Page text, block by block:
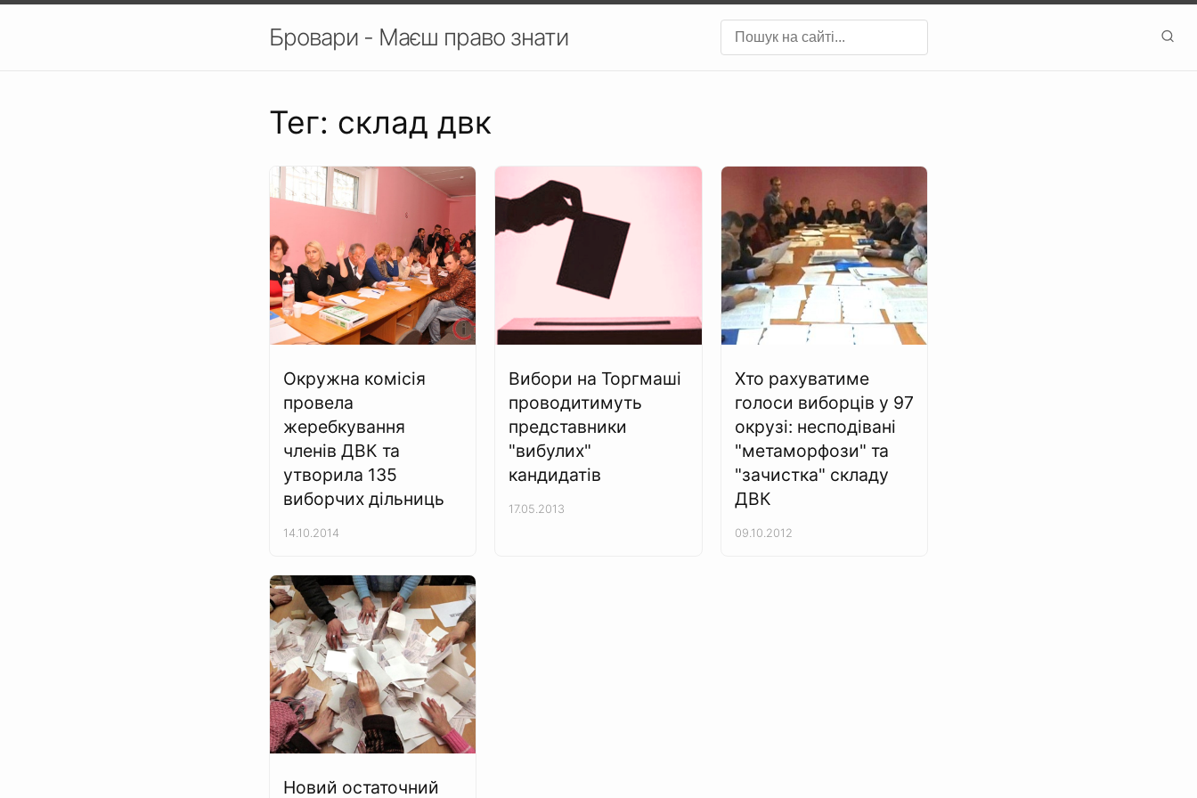
Бровари - Маєш право знати
Тег: склад двк
Окружна комісія
провела
жеребкування
членів ДВК та
утворила 135
виборчих дільниць
14.10.2014
Вибори на Торгмаші
проводитимуть
представники
"вибулих"
кандидатів
17.05.2013
Хто рахуватиме
голоси виборців у 97
окрузі: несподівані
"метаморфози" та
"зачистка" складу
ДВК
09.10.2012
Новий остаточний